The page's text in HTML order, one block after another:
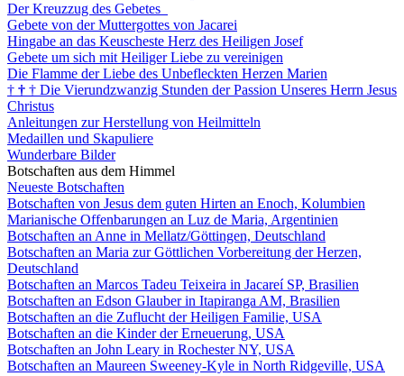
Der Kreuzzug des Gebetes
Gebete von der Muttergottes von Jacarei
Hingabe an das Keuscheste Herz des Heiligen Josef
Gebete um sich mit Heiliger Liebe zu vereinigen
Die Flamme der Liebe des Unbefleckten Herzen Marien
† † † Die Vierundzwanzig Stunden der Passion Unseres Herrn Jesus
Christus
Anleitungen zur Herstellung von Heilmitteln
Medaillen und Skapuliere
Wunderbare Bilder
Botschaften aus dem Himmel
Neueste Botschaften
Botschaften von Jesus dem guten Hirten an Enoch, Kolumbien
Marianische Offenbarungen an Luz de Maria, Argentinien
Botschaften an Anne in Mellatz/Göttingen, Deutschland
Botschaften an Maria zur Göttlichen Vorbereitung der Herzen,
Deutschland
Botschaften an Marcos Tadeu Teixeira in Jacareí SP, Brasilien
Botschaften an Edson Glauber in Itapiranga AM, Brasilien
Botschaften an die Zuflucht der Heiligen Familie, USA
Botschaften an die Kinder der Erneuerung, USA
Botschaften an John Leary in Rochester NY, USA
Botschaften an Maureen Sweeney-Kyle in North Ridgeville, USA